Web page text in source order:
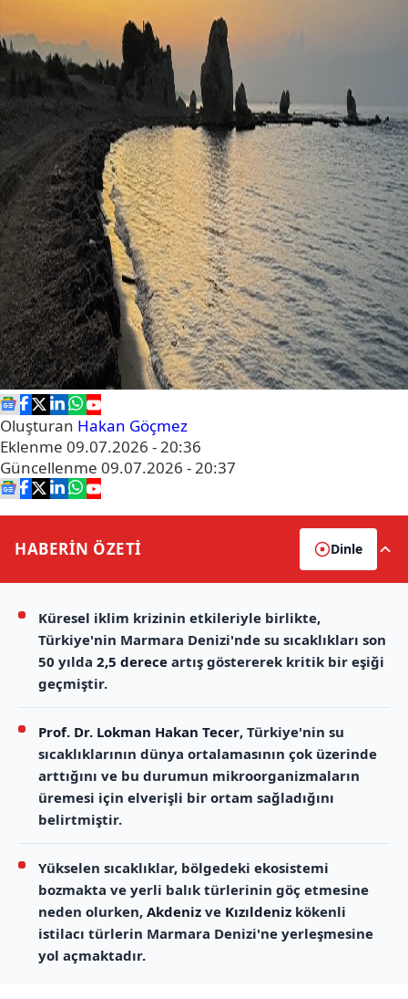
Oluşturan Hakan Göçmez
Eklenme 09.07.2026 - 20:36
Güncellenme 09.07.2026 - 20:37
HABERİN ÖZETİ Dinle
Küresel iklim krizinin etkileriyle birlikte,
Türkiye'nin Marmara Denizi'nde su sıcaklıkları son
50 yılda 2,5 derece artış göstererek kritik bir eşiği
geçmiştir.
Prof. Dr. Lokman Hakan Tecer, Türkiye'nin su
sıcaklıklarının dünya ortalamasının çok üzerinde
arttığını ve bu durumun mikroorganizmaların
üremesi için elverişli bir ortam sağladığını
belirtmiştir.
Yükselen sıcaklıklar, bölgedeki ekosistemi
bozmakta ve yerli balık türlerinin göç etmesine
neden olurken, Akdeniz ve Kızıldeniz kökenli
istilacı türlerin Marmara Denizi'ne yerleşmesine
yol açmaktadır.